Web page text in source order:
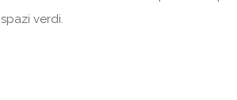
verdi.